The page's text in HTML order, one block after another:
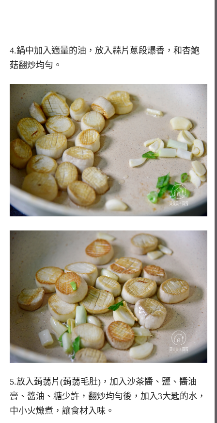
4.鍋中加入適量的油，放入蒜片蔥段爆香，和杏鮑
菇翻炒均勻。
5.放入蒟蒻片(蒟蒻毛肚)，加入沙茶醬、鹽、醬油
膏、醬油、糖少許，翻炒均勻後，加入3大匙的水，
中小火燉煮，讓食材入味。